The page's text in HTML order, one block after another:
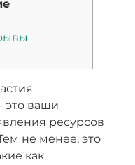
это ваши
ресурсов
не менее, это
как